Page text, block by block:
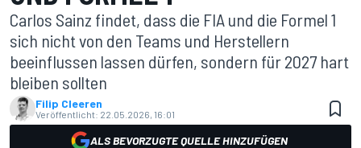
Carlos Sainz findet, dass die FIA und die Formel 1
sich nicht von den Teams und Herstellern
beeinflussen lassen dürfen, sondern für 2027 hart
bleiben sollten
Filip Cleeren
Veröffentlicht: 22.05.2026, 16:01
ALS BEVORZUGTE QUELLE HINZUFÜGEN